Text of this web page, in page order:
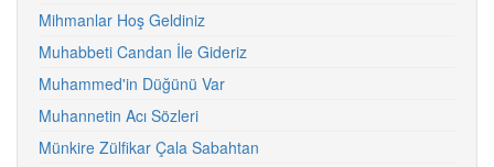
Mihmanlar Hoş Geldiniz
Muhabbeti Candan İle Gideriz
Muhammed'in Düğünü Var
Muhannetin Acı Sözleri
Münkire Zülfikar Çala Sabahtan